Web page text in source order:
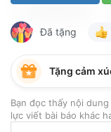
Đã tặng
Tặng cảm
Bạn đọc thấy nội
lực viết bài báo khác